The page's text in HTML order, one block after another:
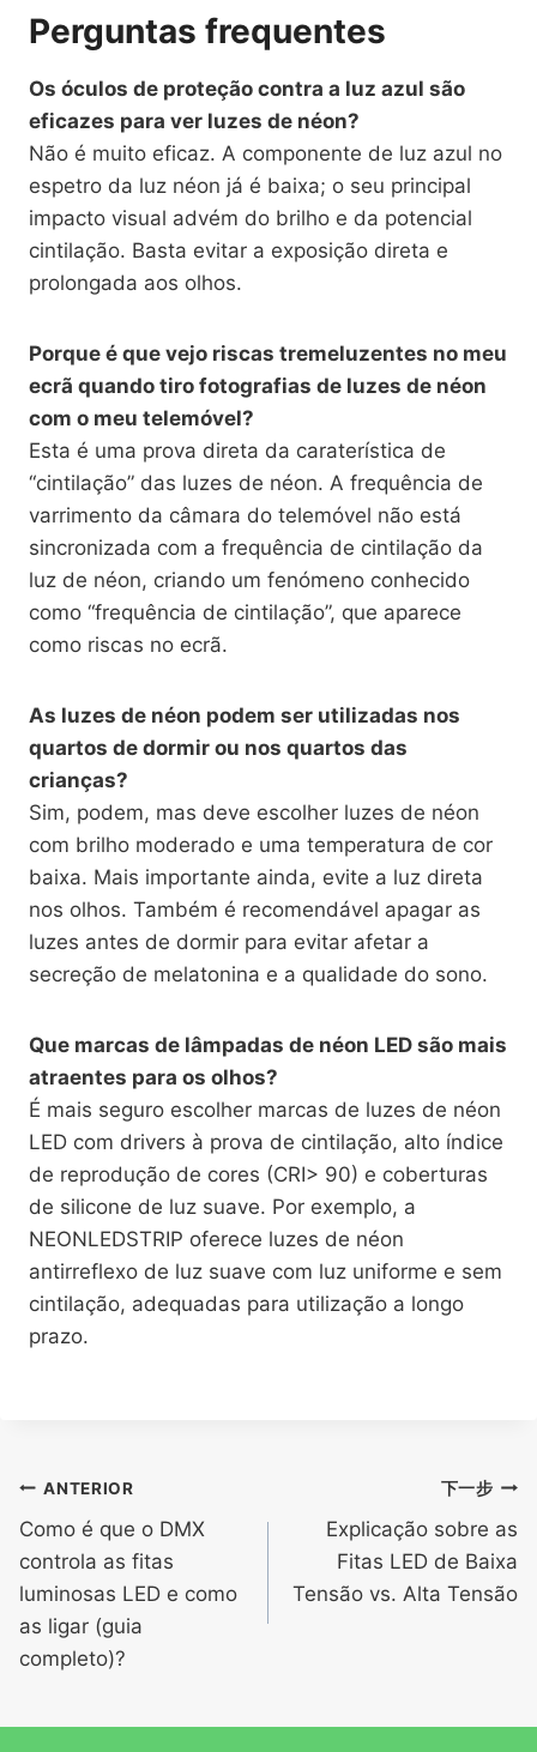
Perguntas frequentes
Os óculos de proteção contra a luz azul são
eficazes para ver luzes de néon?
Não é muito eficaz. A componente de luz azul no
espetro da luz néon já é baixa; o seu principal
impacto visual advém do brilho e da potencial
cintilação. Basta evitar a exposição direta e
prolongada aos olhos.
Porque é que vejo riscas tremeluzentes no meu
ecrã quando tiro fotografias de luzes de néon
com o meu telemóvel?
Esta é uma prova direta da caraterística de
“cintilação” das luzes de néon. A frequência de
varrimento da câmara do telemóvel não está
sincronizada com a frequência de cintilação da
luz de néon, criando um fenómeno conhecido
como “frequência de cintilação”, que aparece
como riscas no ecrã.
As luzes de néon podem ser utilizadas nos
quartos de dormir ou nos quartos das
crianças?
Sim, podem, mas deve escolher luzes de néon
com brilho moderado e uma temperatura de cor
baixa. Mais importante ainda, evite a luz direta
nos olhos. Também é recomendável apagar as
luzes antes de dormir para evitar afetar a
secreção de melatonina e a qualidade do sono.
Que marcas de lâmpadas de néon LED são mais
atraentes para os olhos?
É mais seguro escolher marcas de luzes de néon
LED com drivers à prova de cintilação, alto índice
de reprodução de cores (CRI> 90) e coberturas
de silicone de luz suave. Por exemplo, a
NEONLEDSTRIP oferece luzes de néon
antirreflexo de luz suave com luz uniforme e sem
cintilação, adequadas para utilização a longo
prazo.
ANTERIOR
Como é que o DMX
controla as fitas
luminosas LED e como
as ligar (guia
completo)?
下一步
Explicação sobre as
Fitas LED de Baixa
Tensão vs. Alta Tensão